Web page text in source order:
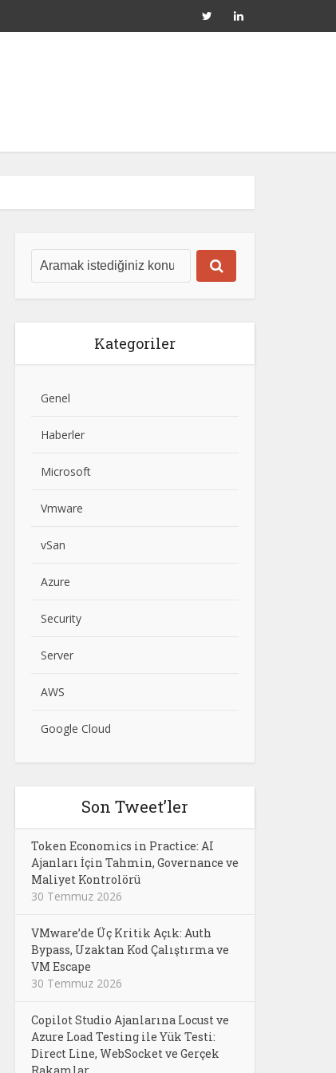
Kategoriler
Genel
Haberler
Microsoft
Vmware
vSan
Azure
Security
Server
AWS
Google Cloud
Son Tweet’ler
Token Economics in Practice: AI
Ajanları İçin Tahmin, Governance ve
Maliyet Kontrolörü
30 Temmuz 2026
VMware’de Üç Kritik Açık: Auth
Bypass, Uzaktan Kod Çalıştırma ve
VM Escape
30 Temmuz 2026
Copilot Studio Ajanlarına Locust ve
Azure Load Testing ile Yük Testi:
Direct Line, WebSocket ve Gerçek